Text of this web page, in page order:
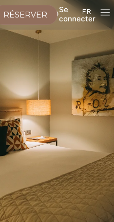
FR
Se
connecter
RÉSERVER